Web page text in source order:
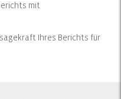
mit
Ihres Berichts für